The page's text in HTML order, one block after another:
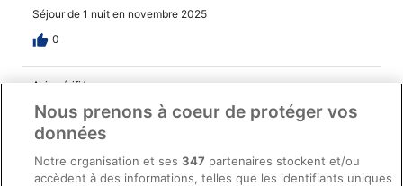
Séjour de 1 nuit en novembre 2025
0
Avis vérifié
8/10 Bien
Odile
Les points forts : Propreté, personnel et service, infrastructures
Nous prenons à coeur de protéger vos
données
Notre organisation et ses347 partenaires stockent et/ou
accèdent à des informations, telles que les identifiants uniques